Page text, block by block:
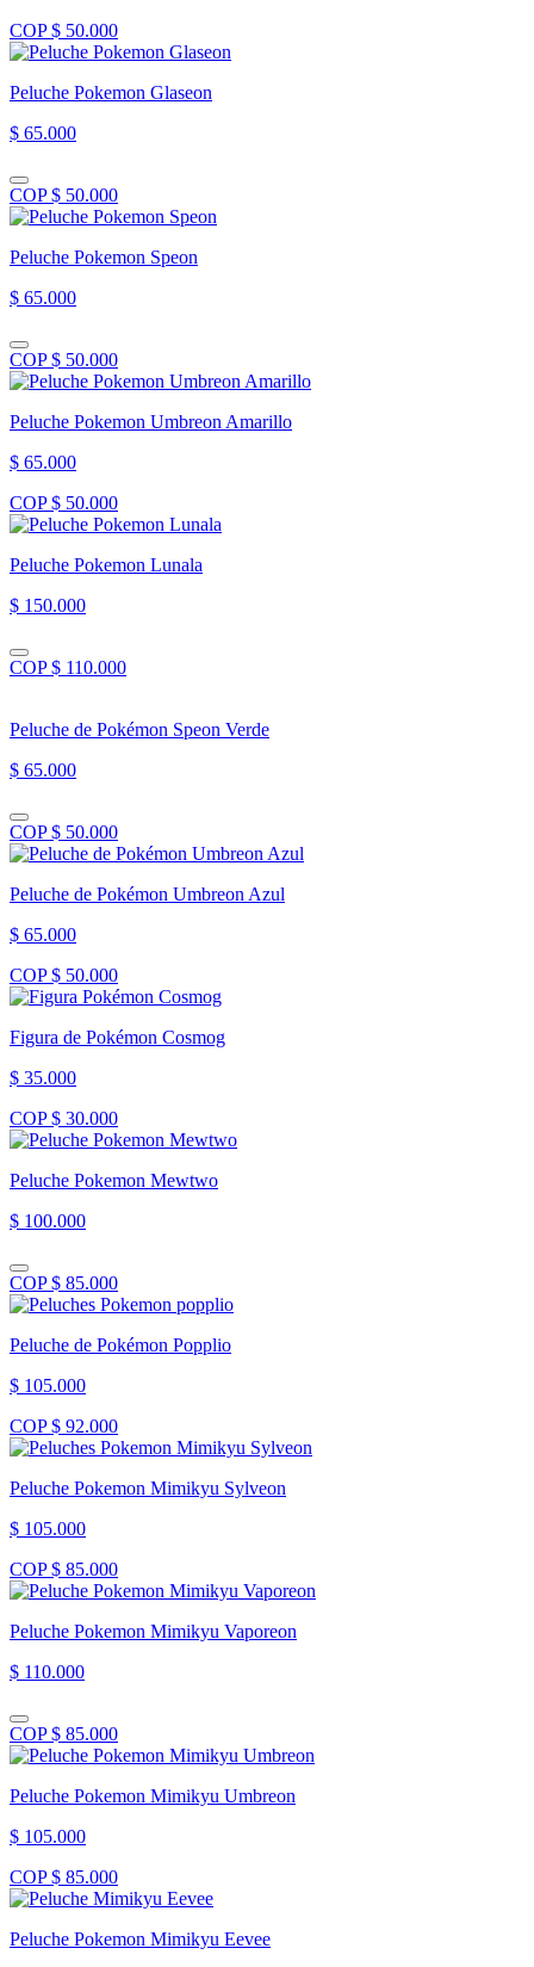
COP $ 50.000
Peluche Pokemon Glaseon
$ 65.000
COP $ 50.000
Peluche Pokemon Speon
$ 65.000
COP $ 50.000
Peluche Pokemon Umbreon Amarillo
$ 65.000
COP $ 50.000
Peluche Pokemon Lunala
$ 150.000
COP $ 110.000
Peluche de Pokémon Speon Verde
$ 65.000
COP $ 50.000
Peluche de Pokémon Umbreon Azul
$ 65.000
COP $ 50.000
Figura de Pokémon Cosmog
$ 35.000
COP $ 30.000
Peluche Pokemon Mewtwo
$ 100.000
COP $ 85.000
Peluche de Pokémon Popplio
$ 105.000
COP $ 92.000
Peluche Pokemon Mimikyu Sylveon
$ 105.000
COP $ 85.000
Peluche Pokemon Mimikyu Vaporeon
$ 110.000
COP $ 85.000
Peluche Pokemon Mimikyu Umbreon
$ 105.000
COP $ 85.000
Peluche Pokemon Mimikyu Eevee